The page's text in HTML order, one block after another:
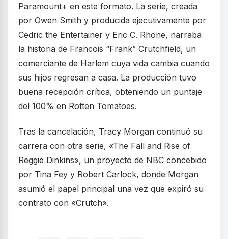
Paramount+ en este formato. La serie, creada
por Owen Smith y producida ejecutivamente por
Cedric the Entertainer y Eric C. Rhone, narraba
la historia de Francois “Frank” Crutchfield, un
comerciante de Harlem cuya vida cambia cuando
sus hijos regresan a casa. La producción tuvo
buena recepción crítica, obteniendo un puntaje
del 100% en Rotten Tomatoes.
Tras la cancelación, Tracy Morgan continuó su
carrera con otra serie, «The Fall and Rise of
Reggie Dinkins», un proyecto de NBC concebido
por Tina Fey y Robert Carlock, donde Morgan
asumió el papel principal una vez que expiró su
contrato con «Crutch».